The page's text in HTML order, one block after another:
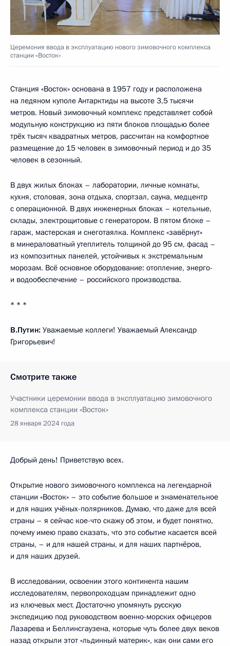
Церемония ввода в эксплуатацию нового зимовочного комплекса
станции «Восток»
Станция «Восток» основана в 1957 году и расположена
на ледяном куполе Антарктиды на высоте 3,5 тысячи
метров. Новый зимовочный комплекс представляет собой
модульную конструкцию из пяти блоков площадью более
трёх тысяч квадратных метров, рассчитан на комфортное
размещение до 15 человек в зимовочный период и до 35
человек в сезонный.
В двух жилых блоках – лаборатории, личные комнаты,
кухня, столовая, зона отдыха, спортзал, сауна, медцентр
с операционной. В двух инженерных блоках – котельные,
склады, электрощитовые с генератором. В пятом блоке –
гараж, мастерская и снеготаялка. Комплекс «завёрнут»
в минераловатный утеплитель толщиной до 95 см, фасад –
из композитных панелей, устойчивых к экстремальным
морозам. Всё основное оборудование: отопление, энерго-
и водообеспечение – российского производства.
* * *
В.Путин: Уважаемые коллеги! Уважаемый Александр
Григорьевич!
Смотрите также
Участники церемонии ввода в эксплуатацию зимовочного
комплекса станции «Восток»
28 января 2024 года
Добрый день! Приветствую всех.
Открытие нового зимовочного комплекса на легендарной
станции «Восток» – это событие большое и знаменательное
и для наших учёных-полярников. Думаю, что даже для всей
страны – я сейчас кое-что скажу об этом, и будет понятно,
почему имею право сказать, что это событие касается всей
страны, – и для нашей страны, и для наших партнёров,
и для наших друзей.
В исследовании, освоении этого континента нашим
исследователям, первопроходцам принадлежит одно
из ключевых мест. Достаточно упомянуть русскую
экспедицию под руководством военно-морских офицеров
Лазарева и Беллинсгаузена, которые чуть более двух веков
назад открыли этот «льдинный материк», как они сами его